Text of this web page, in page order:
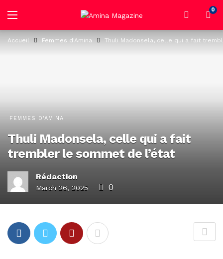
0
Accueil Femmes d'Amina Thuli Madonsela, celle qui a fait
FEMMES D'AMINA
Thuli Madonsela, celle qui a fait
trembler le sommet de l’état
Rédaction
March 26, 2025 0